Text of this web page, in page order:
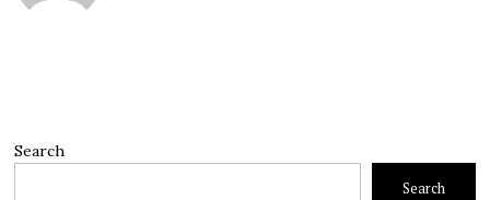
Search
Search